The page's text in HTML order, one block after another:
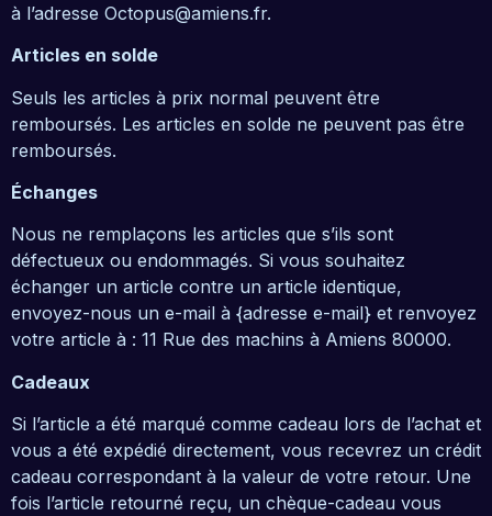
à l’adresse Octopus@amiens.fr.
Articles en solde
Seuls les articles à prix normal peuvent être
remboursés. Les articles en solde ne peuvent pas être
remboursés.
Échanges
Nous ne remplaçons les articles que s’ils sont
défectueux ou endommagés. Si vous souhaitez
échanger un article contre un article identique,
envoyez-nous un e-mail à {adresse e-mail} et renvoyez
votre article à : 11 Rue des machins à Amiens 80000.
Cadeaux
Si l’article a été marqué comme cadeau lors de l’achat et
vous a été expédié directement, vous recevrez un crédit
cadeau correspondant à la valeur de votre retour. Une
fois l’article retourné reçu, un chèque-cadeau vous